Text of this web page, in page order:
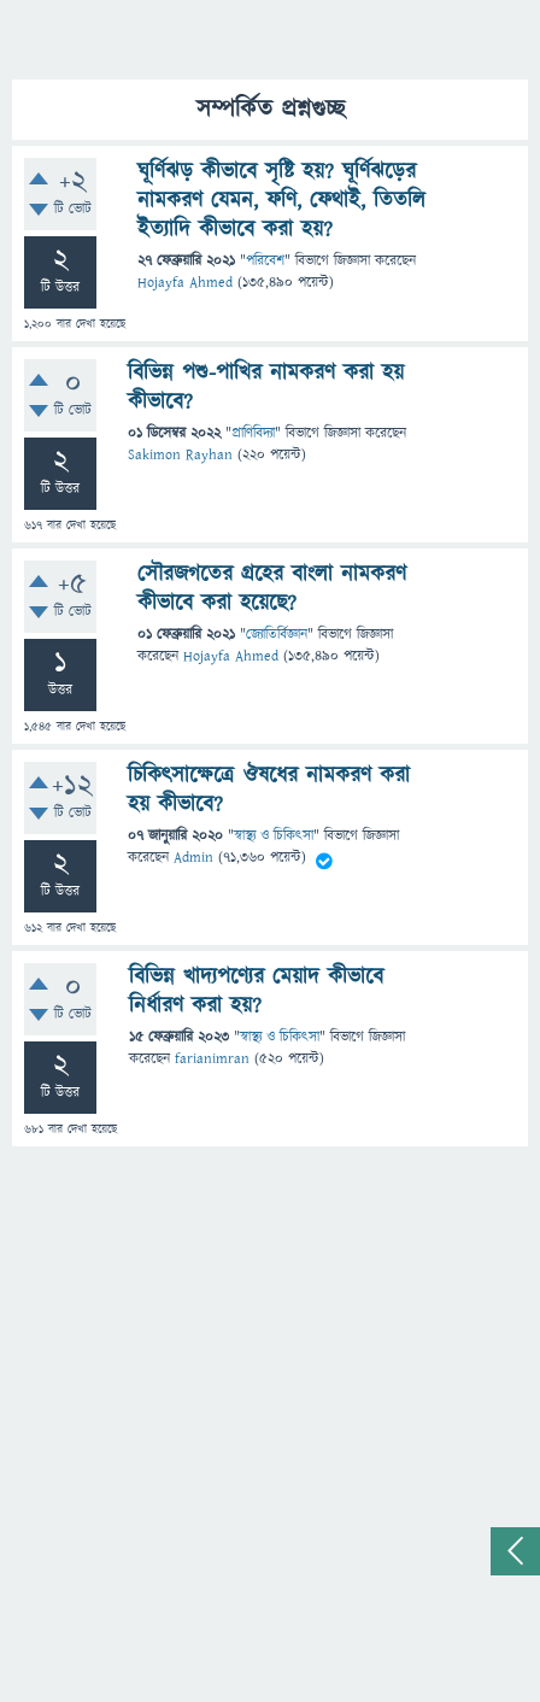
সম্পর্কিত প্রশ্নগুচ্ছ
+2
টি ভোট
2
টি উত্তর
1,200 বার দেখা হয়েছে
ঘূর্ণিঝড় কীভাবে সৃষ্টি হয়? ঘূর্ণিঝড়ের
নামকরণ যেমন, ফণি, ফেথাই, তিতলি
ইত্যাদি কীভাবে করা হয়?
27 ফেব্রুয়ারি 2021 "পরিবেশ" বিভাগে জিজ্ঞাসাকরেছেন
Hojayfa Ahmed (135,490 পয়েন্ট)
0
টি ভোট
2
টি উত্তর
617 বার দেখা হয়েছে
বিভিন্ন পশু-পাখির নামকরণ করা হয়
কীভাবে?
01 ডিসেম্বর 2022 "প্রাণিবিদ্যা" বিভাগে জিজ্ঞাসাকরেছেন
Sakimon Rayhan (220 পয়েন্ট)
+5
টি ভোট
1
উত্তর
1,545 বার দেখা হয়েছে
সৌরজগতের গ্রহের বাংলা নামকরণ
কীভাবে করা হয়েছে?
01 ফেব্রুয়ারি 2021 "জ্যোতির্বিজ্ঞান" বিভাগে জিজ্ঞাসা
করেছেনHojayfa Ahmed (135,490 পয়েন্ট)
+12
টি ভোট
2
টি উত্তর
612বার দেখা হয়েছে
চিকিৎসাক্ষেত্রে ঔষধের নামকরণ করা
হয় কীভাবে?
07 জানুয়ারি 2020 "স্বাস্থ্য ও চিকিৎসা" বিভাগে জিজ্ঞাসা
করেছেনAdmin (71,360 পয়েন্ট)
0
টি ভোট
2
টি উত্তর
681 বার দেখা হয়েছে
বিভিন্ন খাদ্যপণ্যের মেয়াদ কীভাবে
নির্ধারণ করা হয়?
15 ফেব্রুয়ারি 2023 "স্বাস্থ্য ও চিকিৎসা" বিভাগে জিজ্ঞাসা
করেছেনfarianimran (520 পয়েন্ট)